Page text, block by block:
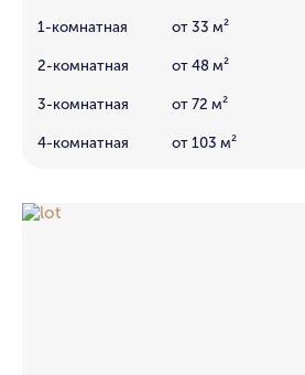
1-комнатная от 33 м²
2-комнатная от 48 м²
3-комнатная от 72 м²
4-комнатная от 103 м²